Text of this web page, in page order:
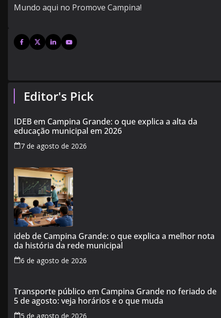
Mundo aqui no Promove Campina!
Editor's Pick
IDEB em Campina Grande: o que explica a alta da
educação municipal em 2026
7 de agosto de 2026
ideb de Campina Grande: o que explica a melhor nota
da história da rede municipal
6 de agosto de 2026
Transporte público em Campina Grande no feriado de
5 de agosto: veja horários e o que muda
5 de agosto de 2026